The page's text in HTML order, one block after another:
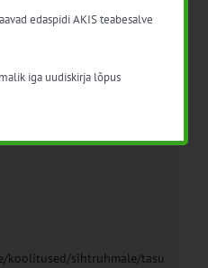
koolitused/sihtruhmale/tasu
edaspidi AKIS teabesalve
iga uudiskirja lõpus